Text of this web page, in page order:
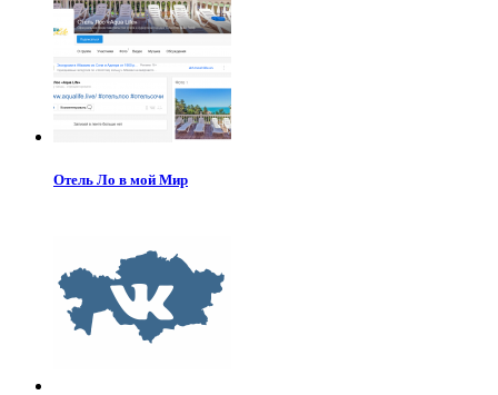
Отель Ло в мой Мир